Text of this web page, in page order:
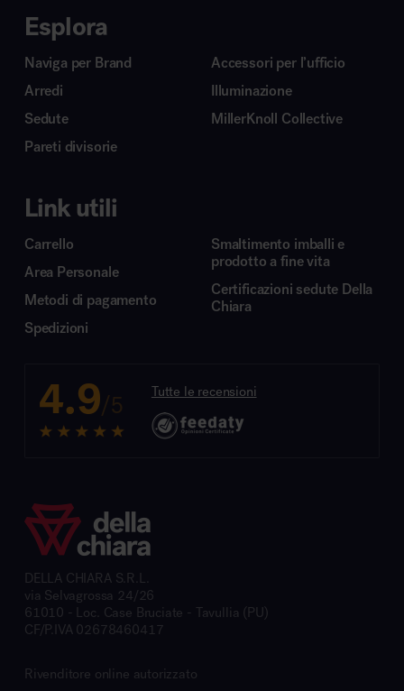
Esplora
Naviga per Brand
Arredi
Sedute
Pareti divisorie
Accessori per l’ufficio
Illuminazione
MillerKnoll Collective
Link utili
Carrello
Area Personale
Metodi di pagamento
Spedizioni
Smaltimento imballi e
prodotto a fine vita
Certificazioni sedute Della
Chiara
4.9/5 Tutte le recensioni
DELLA CHIARA S.R.L.
via Selvagrossa 24/26
61010 - Loc. Case Bruciate - Tavullia (PU)
CF/P.IVA 02678460417
Rivenditore online autorizzato